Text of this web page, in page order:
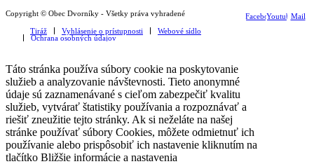
Copyright © Obec Dvorníky - Všetky práva vyhradené FacebookYoutubeMail
Tiráž
Vyhlásenie o prístupnosti
Webové sídlo
Ochrana osobných údajov
Táto stránka používa súbory cookie na poskytovanie
služieb a analyzovanie návštevnosti. Tieto anonymné
údaje sú zaznamenávané s cieľom zabezpečiť kvalitu
služieb, vytvárať štatistiky používania a rozpoznávať a
riešiť zneužitie tejto stránky. Ak si neželáte na našej
stránke používať súbory Cookies, môžete odmietnuť ich
používanie alebo prispôsobiť ich nastavenie kliknutím na
tlačítko Bližšie informácie a nastavenia